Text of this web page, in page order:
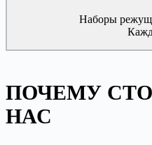
Наборы
ПОЧЕМУ
НАС